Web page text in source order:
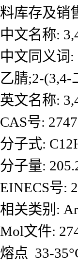
料库存及销
中文名称:
中文同义词
乙腈;2-(3,4-
英文名称:
CAS号:
分子式:
分子量:
EINECS号:
相关类别:
Mol文件:
熔点 33-